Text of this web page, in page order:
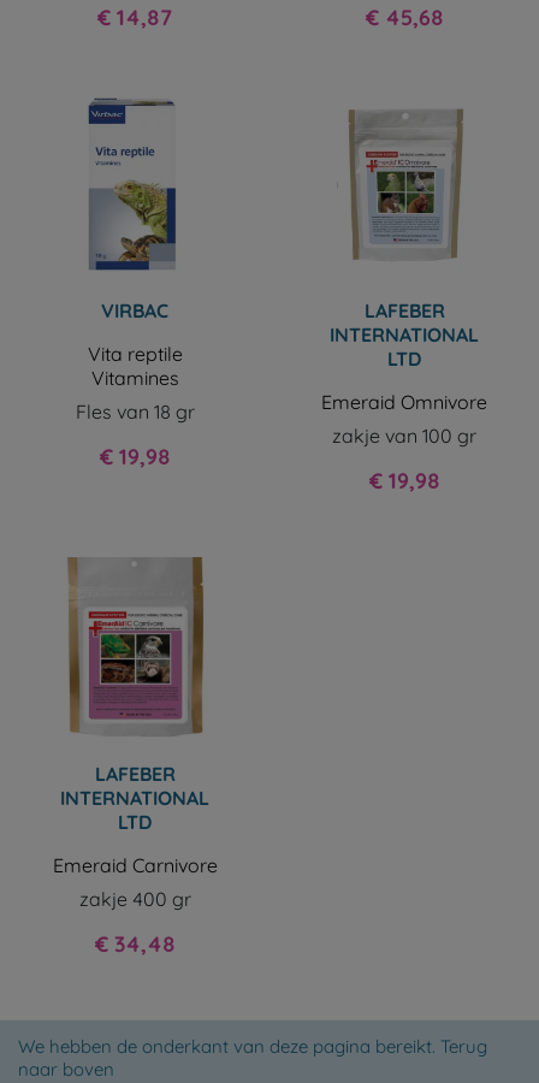
Prijs
€ 14,87 Prijs
€ 45,68
VIRBAC
Vita reptile
Vitamines
Fles van 18 gr
Prijs
€ 19,98
LAFEBER
INTERNATIONAL
LTD
Emeraid Omnivore
zakje van 100 gr
Prijs
€ 19,98
LAFEBER
INTERNATIONAL
LTD
Emeraid Carnivore
zakje 400 gr
Prijs
€ 34,48
We hebben de onderkant van deze pagina bereikt. Terug
naar boven